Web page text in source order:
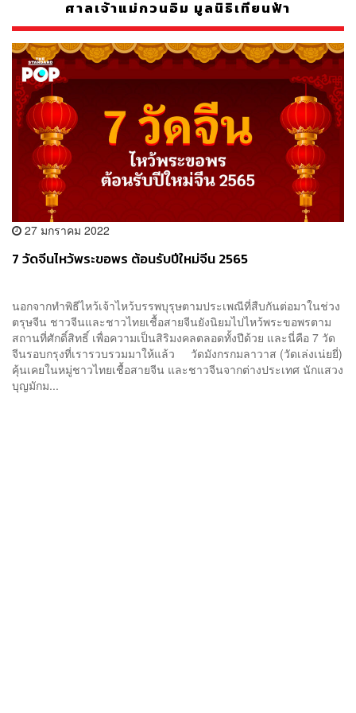
ศาลเจ้าแม่กวนอิม มูลนิธิเทียนฟ้า
27 มกราคม 2022
7 วัดจีนไหว้พระขอพร ต้อนรับปีใหม่จีน 2565
นอกจากทำพิธีไหว้เจ้าไหว้บรรพบุรุษตามประเพณีที่สืบกันต่อมาในช่วง
ตรุษจีน ชาวจีนและชาวไทยเชื้อสายจีนยังนิยมไปไหว้พระขอพรตาม
สถานที่ศักดิ์สิทธิ์ เพื่อความเป็นสิริมงคลตลอดทั้งปีด้วย และนี่คือ 7 วัด
จีนรอบกรุงที่เรารวบรวมมาให้แล้ว วัดมังกรกมลาวาส (วัดเล่งเน่ยยี่)
คุ้นเคยในหมู่ชาวไทยเชื้อสายจีน และชาวจีนจากต่างประเทศ นักแสวง
บุญมักม...